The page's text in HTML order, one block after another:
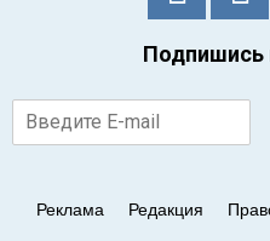
Подпишись
Реклама Редакция